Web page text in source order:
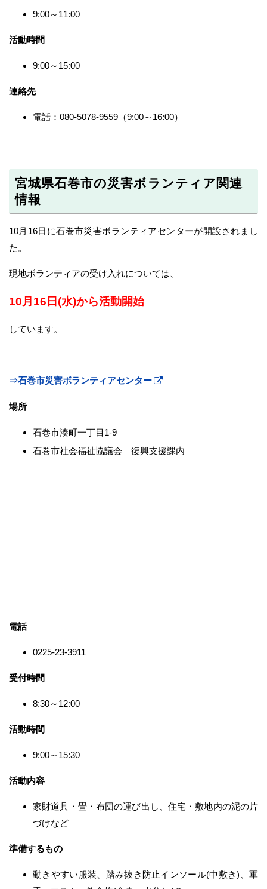
9:00～11:00
活動時間
9:00～15:00
連絡先
電話：080-5078-9559（9:00～16:00）
宮城県石巻市の災害ボランティア関連
情報
10月16日に石巻市災害ボランティアセンターが開設されまし
た。
現地ボランティアの受け入れについては、
10月16日(水)から活動開始
しています。
⇒石巻市災害ボランティアセンター
場所
石巻市湊町一丁目1-9
石巻市社会福祉協議会 復興支援課内
電話
0225-23-3911
受付時間
8:30～12:00
活動時間
9:00～15:30
活動内容
家財道具・畳・布団の運び出し、住宅・敷地内の泥の片
づけなど
準備するもの
動きやすい服装、踏み抜き防止インソール(中敷き)、軍